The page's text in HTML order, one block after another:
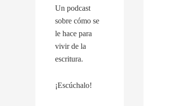
Un podcast
sobre cómo se
le hace para
vivir de la
escritura.
¡Escúchalo!